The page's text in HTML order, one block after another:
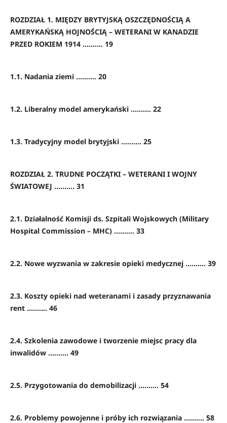
ROZDZIAŁ 1. MIĘDZY BRYTYJSKĄ OSZCZĘDNOŚCIĄ A
AMERYKAŃSKĄ HOJNOŚCIĄ – WETERANI W KANADZIE
PRZED ROKIEM 1914 .......... 19
1.1. Nadania ziemi .......... 20
1.2. Liberalny model amerykański .......... 22
1.3. Tradycyjny model brytyjski .......... 25
ROZDZIAŁ 2. TRUDNE POCZĄTKI – WETERANI I WOJNY
ŚWIATOWEJ .......... 31
2.1. Działalność Komisji ds. Szpitali Wojskowych (Military
Hospital Commission – MHC) .......... 33
2.2. Nowe wyzwania w zakresie opieki medycznej .......... 39
2.3. Koszty opieki nad weteranami i zasady przyznawania
rent .......... 46
2.4. Szkolenia zawodowe i tworzenie miejsc pracy dla
inwalidów .......... 49
2.5. Przygotowania do demobilizacji .......... 54
2.6. Problemy powojenne i próby ich rozwiązania .......... 58